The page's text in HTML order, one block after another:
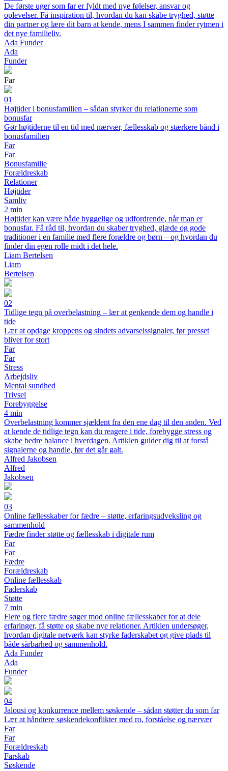
De første uger som far er fyldt med nye følelser, ansvar og
oplevelser. Få inspiration til, hvordan du kan skabe tryghed, støtte
din partner og lære dit barn at kende, mens I sammen finder rytmen i
det nye familieliv.
Ada Funder
Ada
Funder
Far
01
Højtider i bonusfamilien – sådan styrker du relationerne som
bonusfar
Gør højtiderne til en tid med nærvær, fællesskab og stærkere bånd i
bonusfamilien
Far
Far
Bonusfamilie
Forældreskab
Relationer
Højtider
Samliv
2 min
Højtider kan være både hyggelige og udfordrende, når man er
bonusfar. Få råd til, hvordan du skaber tryghed, glæde og gode
traditioner i en familie med flere forældre og børn – og hvordan du
finder din egen rolle midt i det hele.
Liam Bertelsen
Liam
Bertelsen
02
Tidlige tegn på overbelastning – lær at genkende dem og handle i
tide
Lær at opdage kroppens og sindets advarselssignaler, før presset
bliver for stort
Far
Far
Stress
Arbejdsliv
Mental sundhed
Trivsel
Forebyggelse
4 min
Overbelastning kommer sjældent fra den ene dag til den anden. Ved
at kende de tidlige tegn kan du reagere i tide, forebygge stress og
skabe bedre balance i hverdagen. Artiklen guider dig til at forstå
signalerne og handle, før det går galt.
Alfred Jakobsen
Alfred
Jakobsen
03
Online fællesskaber for fædre – støtte, erfaringsudveksling og
sammenhold
Fædre finder støtte og fællesskab i digitale rum
Far
Far
Fædre
Forældreskab
Online fællesskab
Faderskab
Støtte
7 min
Flere og flere fædre søger mod online fællesskaber for at dele
erfaringer, få støtte og skabe nye relationer. Artiklen undersøger,
hvordan digitale netværk kan styrke faderskabet og give plads til
både sårbarhed og sammenhold.
Ada Funder
Ada
Funder
04
Jalousi og konkurrence mellem søskende – sådan støtter du som far
Lær at håndtere søskendekonflikter med ro, forståelse og nærvær
Far
Far
Forældreskab
Farskab
Søskende